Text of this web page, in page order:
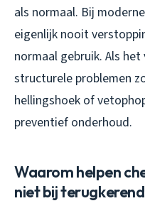
als normaal. Bij
eigenlijk nooit
normaal gebruik. Als
structurele problemen
hellingshoek of
preventief onderhoud.
Waarom helpen
niet bij